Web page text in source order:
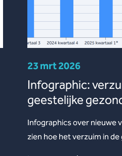
23 mrt 2026
Infographic:
geestelijke
Infographics over nieuwe
zien hoe het verzuim in